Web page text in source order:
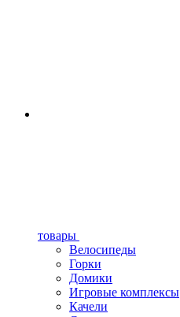
товары
Велосипеды
Горки
Домики
Игровые комплексы
Качели